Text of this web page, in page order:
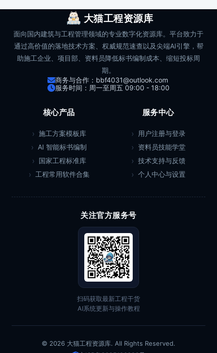
大猫工程资源库
面向国内建筑与工程管理领域的专业数字化资源库。平台致力于
通过高价值的落地技术方案、权威规范速查以及尖端AI引擎，帮
助施工企业、项目部、资料员降低标书编制成本、缩短投标周
期。
商务与合作：bbf4031@outlook.com
服务时间：周一至周五 09:00 - 18:00
核心产品
施工方案模板库
AI 智能标书编制
国家工程标准库
工程常用软件合集
服务中心
用户注册与登录
资料员技能学堂
技术支持与反馈
个人中心与设置
关注官方服务号
扫码获取最新工程干货
AI系统更新与操作教程
© 2026 大猫工程资源库. All Rights Reserved.